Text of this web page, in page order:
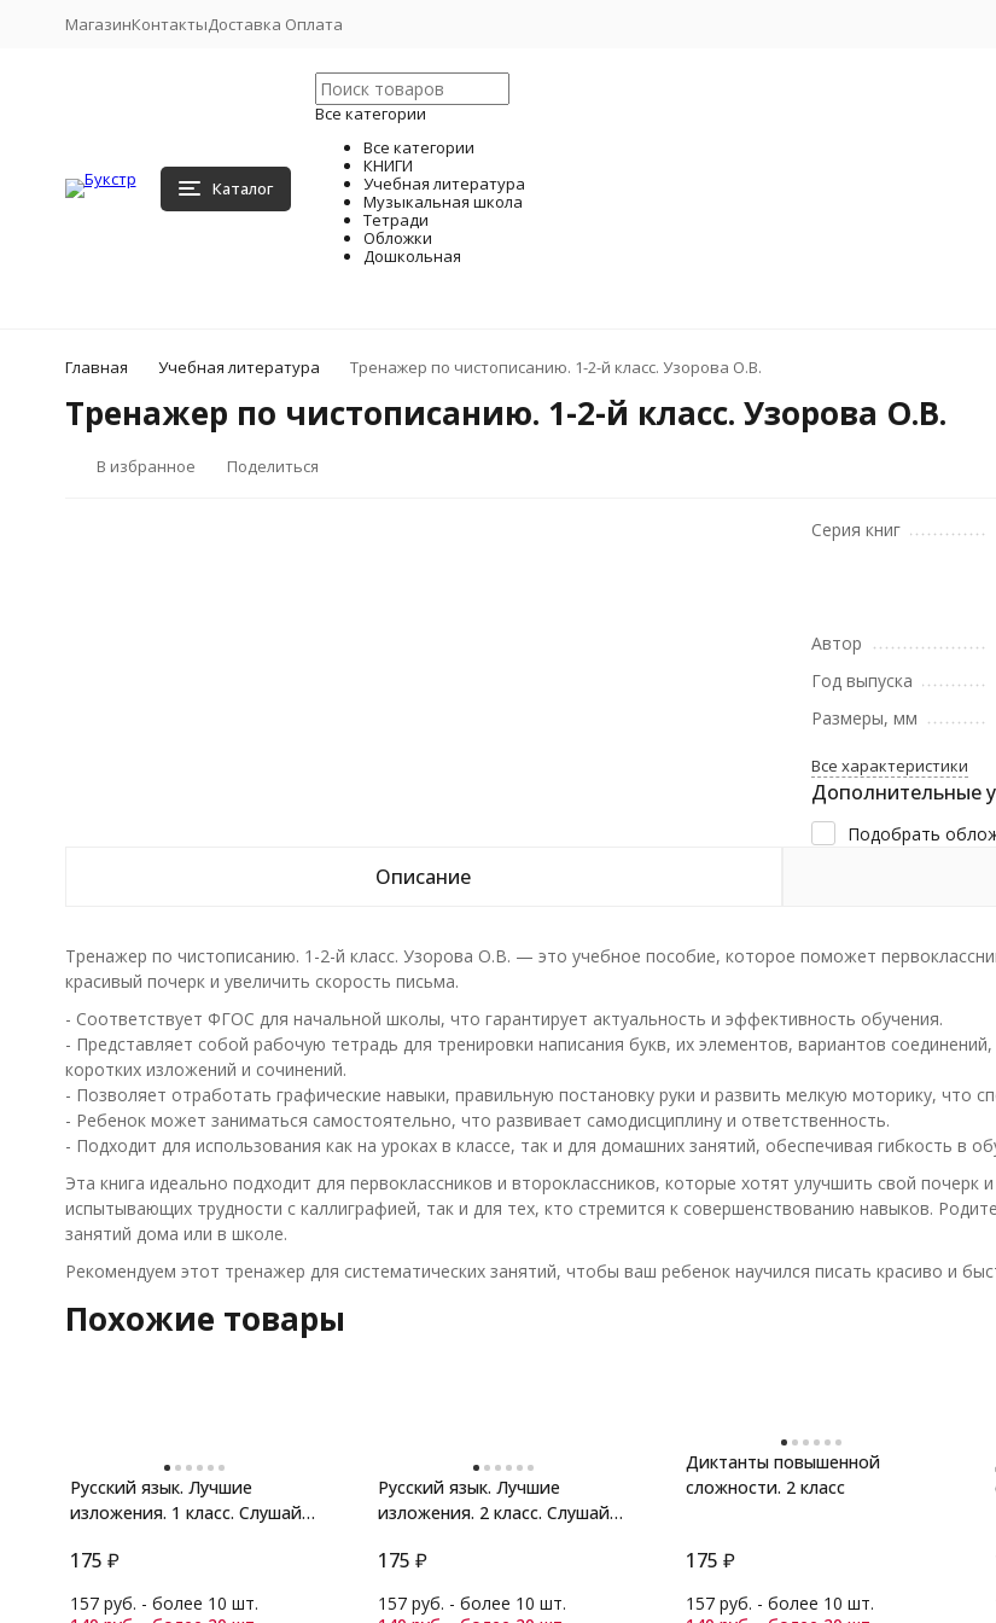
МагазинКонтактыДоставка Оплата
Каталог
Все категории
Все категории
КНИГИ
Учебная литература
Музыкальная школа
Тетради
Обложки
Дошкольная
Главная Учебная литература Тренажер по чистописанию. 1-2-й класс. Узорова О.В.
Тренажер по чистописанию. 1-2-й класс. Узорова О.В.
В избранное Поделиться
Серия книг
Автор
Год выпуска
Размеры, мм
Все характеристики
Дополнительные
Подобрать
Описание
Тренажер по чистописанию. 1-2-й класс. Узорова О.В. — это учебное пособие, которое поможет
красивый почерк и увеличить скорость письма.
- Соответствует ФГОС для начальной школы, что гарантирует актуальность и эффективность обучения.
- Представляет собой рабочую тетрадь для тренировки написания букв, их элементов, вариантов
коротких изложений и сочинений.
- Позволяет отработать графические навыки, правильную постановку руки и развить мелкую моторику, что
- Ребенок может заниматься самостоятельно, что развивает самодисциплину и ответственность.
- Подходит для использования как на уроках в классе, так и для домашних занятий, обеспечивая гибкость в
Эта книга идеально подходит для первоклассников и второклассников, которые хотят улучшить свой почерк
испытывающих трудности с каллиграфией, так и для тех, кто стремится к совершенствованию навыков.
занятий дома или в школе.
Рекомендуем этот тренажер для систематических занятий, чтобы ваш ребенок научился писать красиво и
Похожие товары
Русский язык. Лучшие
изложения. 1 класс. Слушай
175 ₽
157 руб. - более 10 шт.
Русский язык. Лучшие
изложения. 2 класс. Слушай
175 ₽
157 руб. - более 10 шт.
Диктанты повышенной
сложности. 2 класс
175 ₽
157 руб. - более 10 шт.